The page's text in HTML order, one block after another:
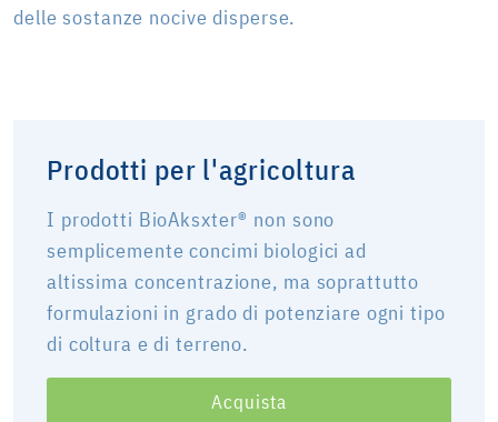
delle sostanze nocive disperse.
Prodotti per l'agricoltura
I prodotti BioAksxter® non sono
semplicemente concimi biologici ad
altissima concentrazione, ma soprattutto
formulazioni in grado di potenziare ogni tipo
di coltura e di terreno.
Acquista